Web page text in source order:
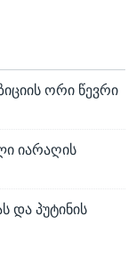
ორი წევრი
იარაღის
და პუტინის